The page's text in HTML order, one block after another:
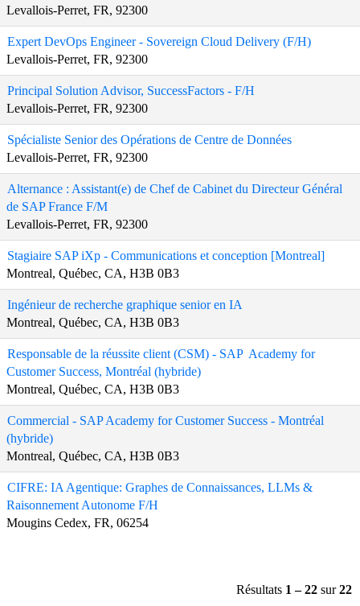
Levallois-Perret, FR, 92300
Expert DevOps Engineer - Sovereign Cloud Delivery (F/H)
Levallois-Perret, FR, 92300
Principal Solution Advisor, SuccessFactors - F/H
Levallois-Perret, FR, 92300
Spécialiste Senior des Opérations de Centre de Données
Levallois-Perret, FR, 92300
Alternance : Assistant(e) de Chef de Cabinet du Directeur Général
de SAP France F/M
Levallois-Perret, FR, 92300
Stagiaire SAP iXp - Communications et conception [Montreal]
Montreal, Québec, CA, H3B 0B3
Ingénieur de recherche graphique senior en IA
Montreal, Québec, CA, H3B 0B3
Responsable de la réussite client (CSM) - SAP Academy for
Customer Success, Montréal (hybride)
Montreal, Québec, CA, H3B 0B3
Commercial - SAP Academy for Customer Success - Montréal
(hybride)
Montreal, Québec, CA, H3B 0B3
CIFRE: IA Agentique: Graphes de Connaissances, LLMs &
Raisonnement Autonome F/H
Mougins Cedex, FR, 06254
Résultats 1 – 22 sur22